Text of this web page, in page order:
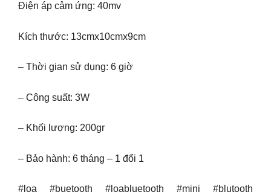
Điện áp cảm ứng: 40mv
Kích thước: 13cmx10cmx9cm
– Thời gian sử dụng: 6 giờ
– Công suất: 3W
– Khối lượng: 200gr
– Bảo hành: 6 tháng – 1 đổi 1
#loa #buetooth #loabluetooth #mini #blutooth